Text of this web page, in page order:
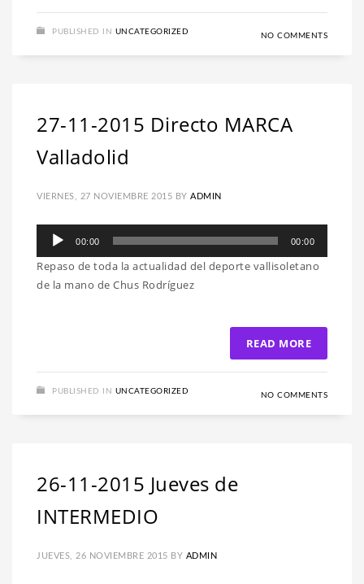
PUBLISHED IN UNCATEGORIZED NO COMMENTS
27-11-2015 Directo MARCA
Valladolid
VIERNES, 27 NOVIEMBRE 2015 BY ADMIN
Reproductor
audio
00:00 00:00
Repaso de toda la actualidad del deporte vallisoletano
de la mano de Chus Rodríguez
READ MORE
PUBLISHED IN UNCATEGORIZED NO COMMENTS
26-11-2015 Jueves de
INTERMEDIO
JUEVES, 26 NOVIEMBRE 2015 BY ADMIN